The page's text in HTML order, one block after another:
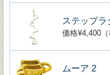
ステップラ
価格¥4,400（
ムーア 2